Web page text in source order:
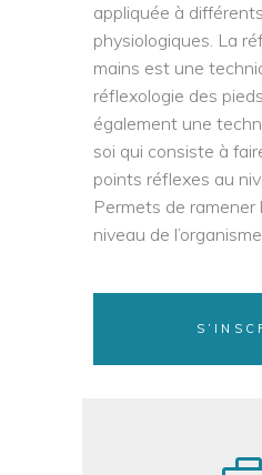
appliquée à
physiologiques. La
mains est une
réflexologie des
également une
soi qui consiste à
points réflexes au
Permets de ramener
niveau de